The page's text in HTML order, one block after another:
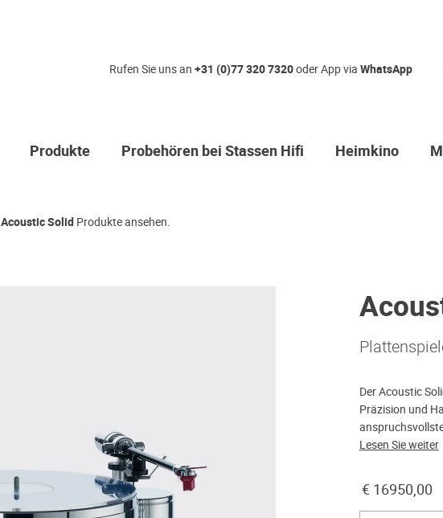
Rufen Sie uns an +31 (0)77 320 7320oder App via WhatsApp
Produkte Probehören bei Stassen Hifi Heimkino
Acoustic Solid Produkte ansehen.
Der Acoustic
Präzision und
Lesen Sie weiter
€ 16950,00